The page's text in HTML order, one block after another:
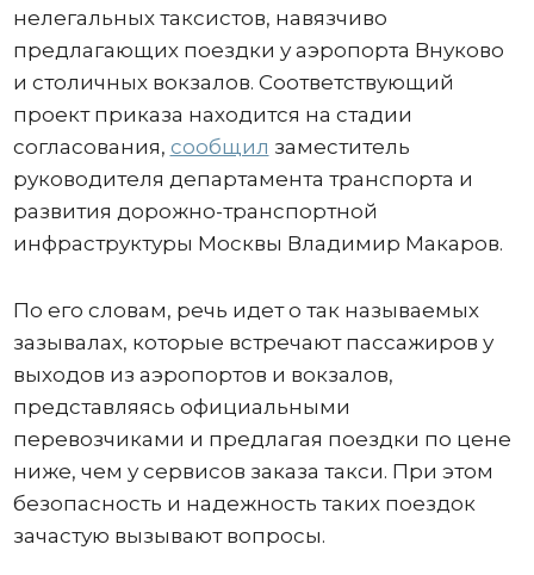
нелегальных таксистов, навязчиво
предлагающих поездки у аэропорта Внуково
и столичных вокзалов. Соответствующий
проект приказа находится на стадии
согласования, сообщил заместитель
руководителя департамента транспорта и
развития дорожно-транспортной
инфраструктуры Москвы Владимир Макаров.
По его словам, речь идет о так называемых
зазывалах, которые встречают пассажиров у
выходов из аэропортов и вокзалов,
представляясь официальными
перевозчиками и предлагая поездки по цене
ниже, чем у сервисов заказа такси. При этом
безопасность и надежность таких поездок
зачастую вызывают вопросы.